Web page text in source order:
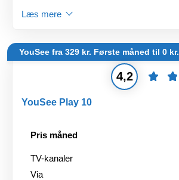
Læs mere
YouSee fra 329 kr. Første måned til 0 kr.
YouSee Play 10
4,2
Pris måned
TV-kanaler
Via